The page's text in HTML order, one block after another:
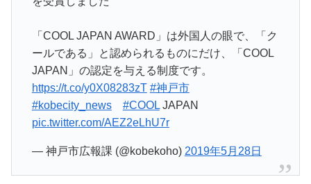
「COOL JAPAN AWARD」は外国人の眼で、「ク
ールである」と認められるものにだけ、「COOL
JAPAN」の認定を与える制度です。
https://t.co/y0X08283zT #神戸市
#kobecity_news
#COOLJAPAN
pic.twitter.com/AEZ2eLhU7r
— 神戸市広報課 (@kobekoho) 2019年5月28日